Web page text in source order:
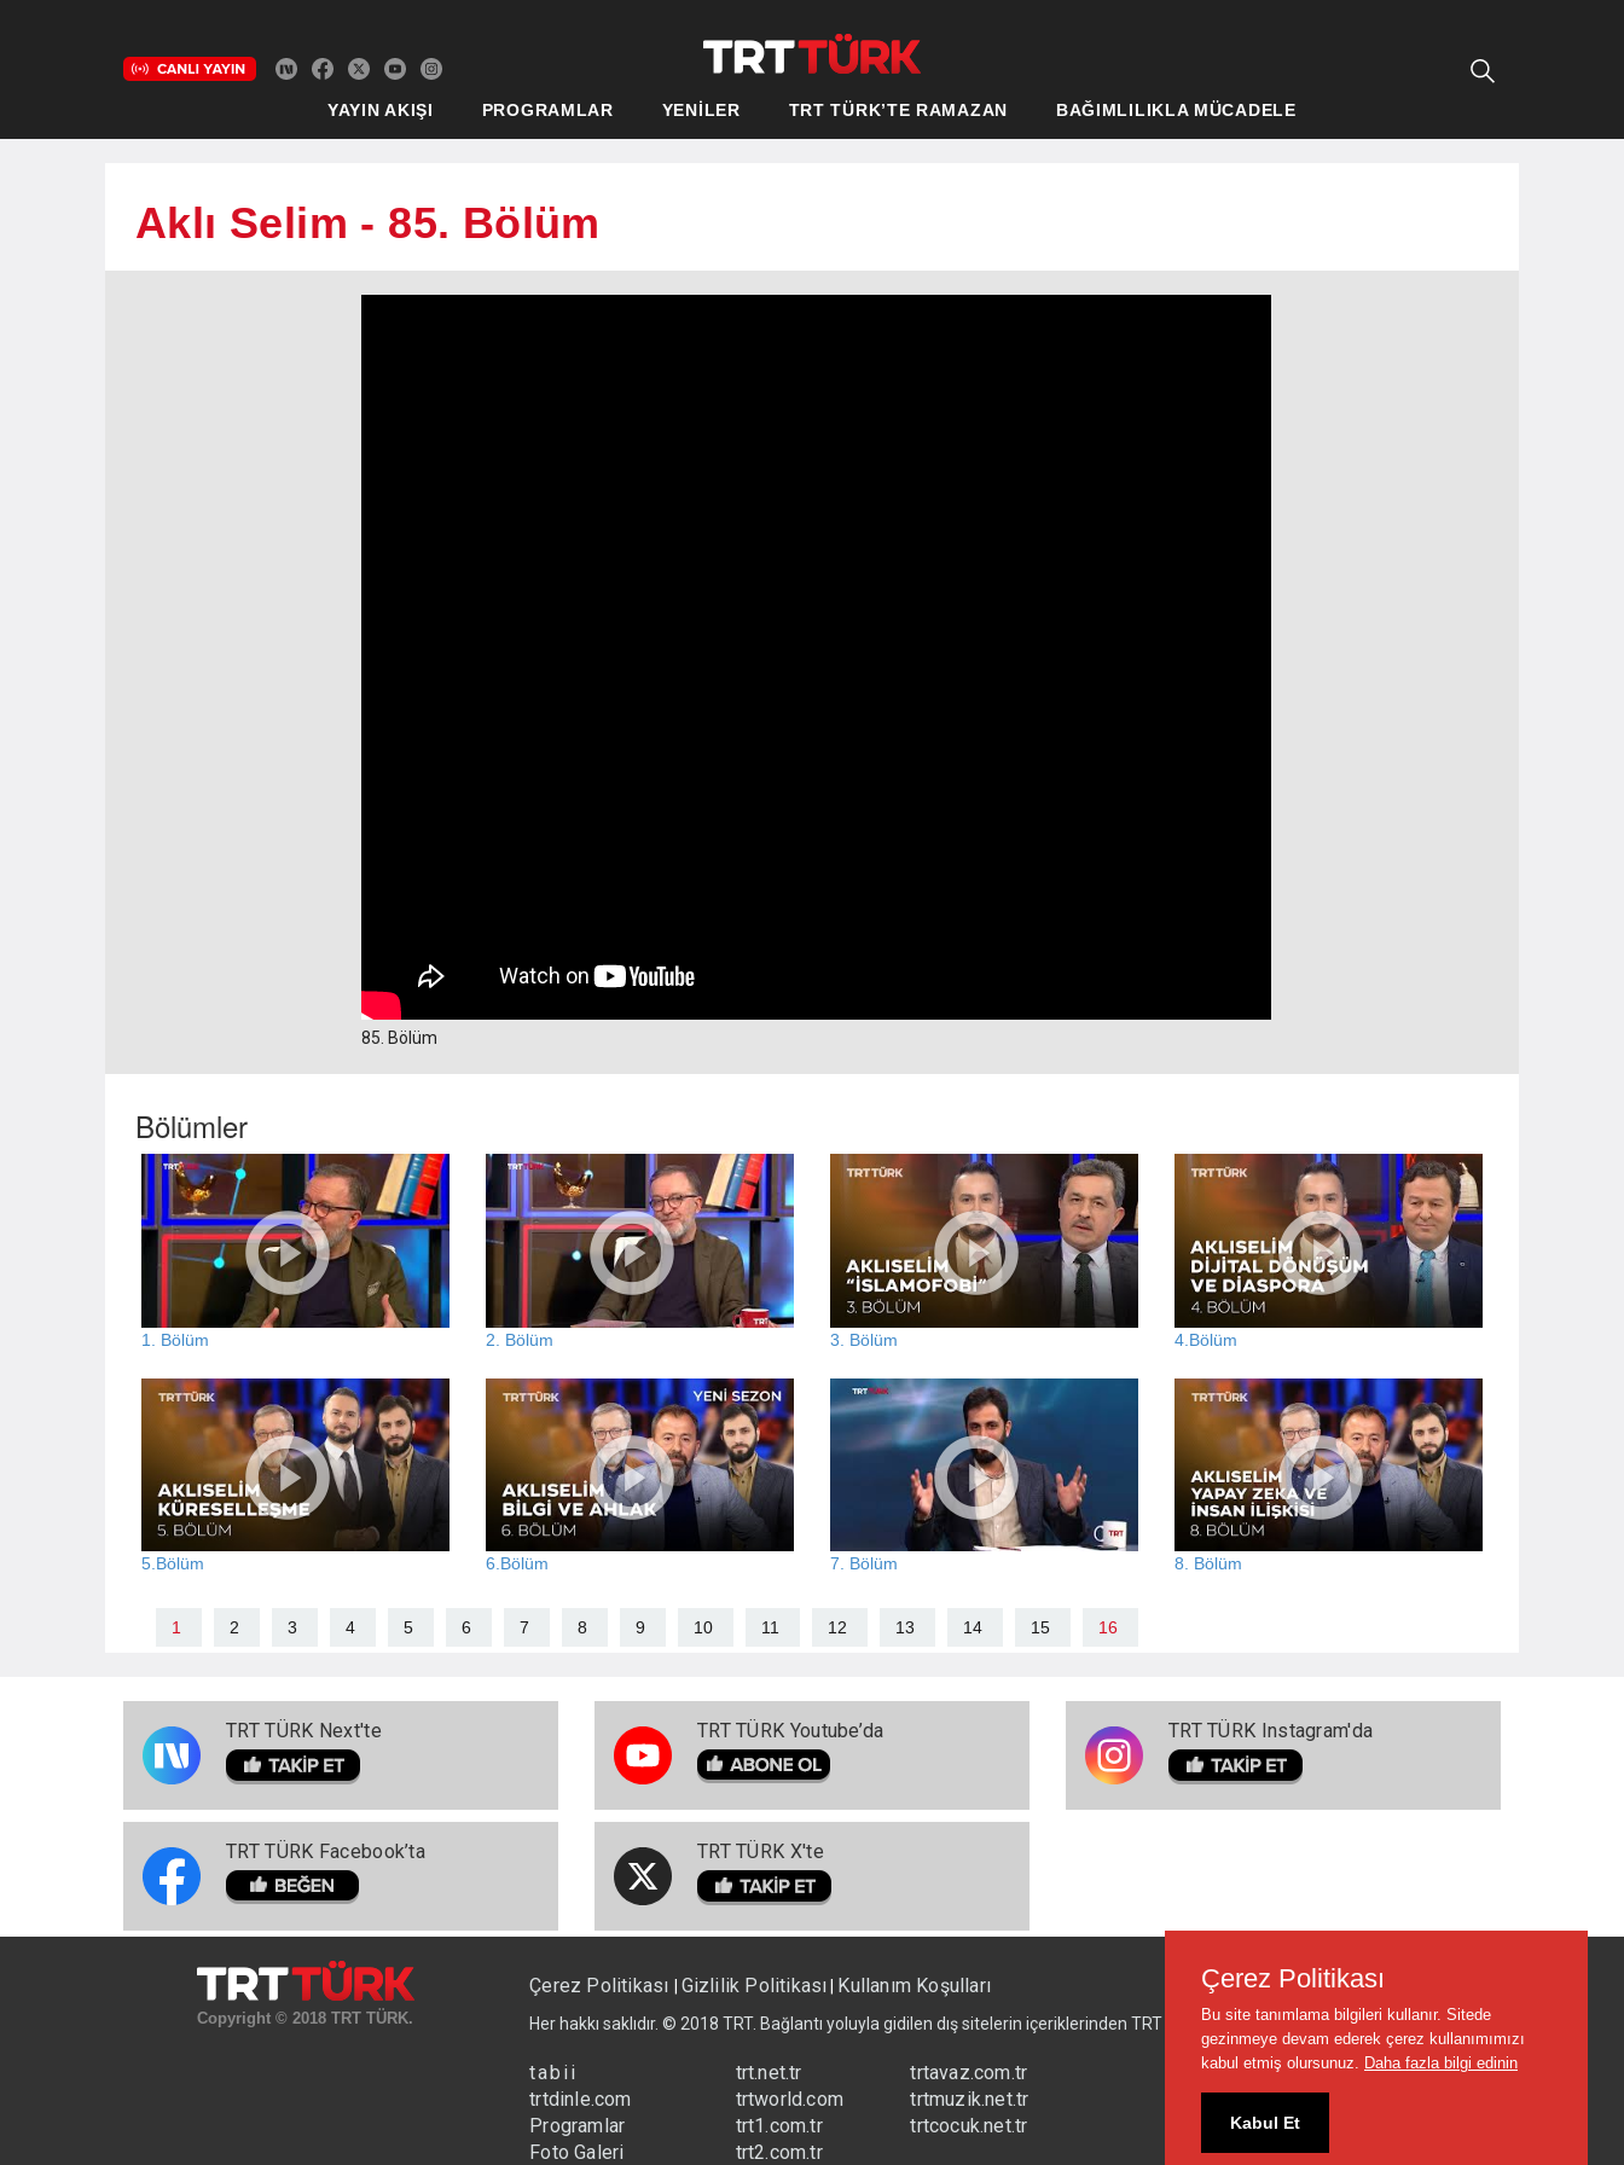
YAYIN AKIŞI PROGRAMLAR YENİLER TRT TÜRK’TE RAMAZAN BAĞIMLILIKLA MÜCADELE
Aklı Selim - 85. Bölüm
85. Bölüm
Bölümler
1. Bölüm 2. Bölüm 3. Bölüm 4.Bölüm
5.Bölüm 6.Bölüm 7. Bölüm 8. Bölüm
1 2 3 4 5 6 7 8 9 10 11 12 13 14 15 16
TRT TÜRK Next'te
TRT TÜRK Facebook’ta
TRT TÜRK Youtube’da
TRT TÜRK X'te
TRT TÜRK Instagram'da
Copyright © 2018 TRT TÜRK.
Çerez Politikası Gizlilik Politikası Kullanım Koşulları
Her hakkı saklıdır. © 2018 TRT. Bağlantı yoluyla gidilen dış sitelerin içeriklerinden TRT sorumlu değildir.
tabii
trtdinle.com
Programlar
Foto Galeri
trt.net.tr
trtworld.com
trt1.com.tr
trt2.com.tr
trtavaz.com.tr
trtmuzik.net.tr
trtcocuk.net.tr
Çerez Politikası
Bu site tanımlama bilgileri kullanır. Sitede
gezinmeye devam ederek çerez kullanımımızı
kabul etmiş olursunuz. Daha fazla bilgi edinin
Kabul Et